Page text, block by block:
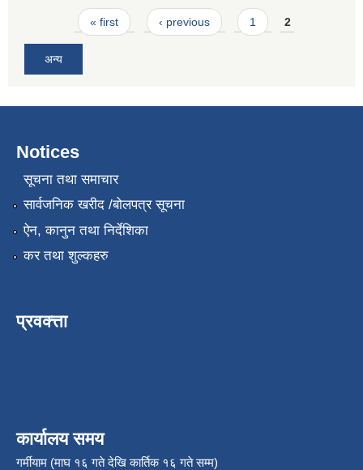
Pages« first ‹ previous 1 2
अन्य
Notices
सूचना तथा समाचार
सार्वजनिक खरीद /बोलपत्र सूचना
ऐन, कानुन तथा निर्देशिका
कर तथा शुल्कहरु
प्रवक्त्ता
कार्यालय समय
गर्मीयाम (माघ १६ गते देखि कार्तिक १६ गते सम्म)